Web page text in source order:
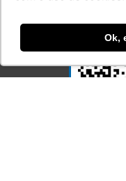
Ok,